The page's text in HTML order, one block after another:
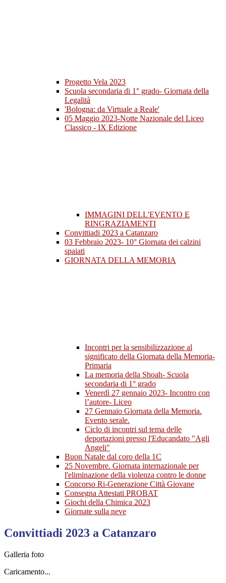
Progetto Vela 2023
Scuola secondaria di 1° grado- Giornata della
Legalità
'Bologna: da Virtuale a Reale'
05 Maggio 2023-Notte Nazionale del Liceo
Classico - IX Edizione
IMMAGINI DELL'EVENTO E
RINGRAZIAMENTI
Convittiadi 2023 a Catanzaro
03 Febbraio 2023- 10° Giornata dei calzini
spaiati
GIORNATA DELLA MEMORIA
Incontri per la sensibilizzazione al
significato della Giornata della Memoria-
Primaria
La memoria della Shoah- Scuola
secondaria di 1° grado
Venerdì 27 gennaio 2023- Incontro con
l’autore- Liceo
27 Gennaio Giornata della Memoria.
Evento serale.
Ciclo di incontri sul tema delle
deportazioni presso l'Educandato "Agli
Angeli"
Buon Natale dal coro della 1C
25 Novembre. Giornata internazionale per
l'eliminazione della violenza contro le donne
Concorso Ri-Generazione Città Giovane
Consegna Attestati PROBAT
Giochi della Chimica 2023
Giornate sulla neve
Convittiadi 2023 a Catanzaro
Galleria foto
Caricamento...